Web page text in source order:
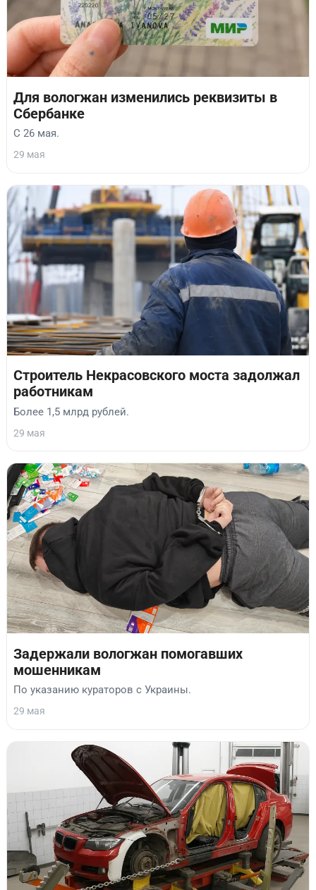
Для вологжан изменились реквизиты в
Сбербанке
С 26 мая.
29 мая
Строитель Некрасовского моста задолжал
работникам
Более 1,5 млрд рублей.
29 мая
Задержали вологжан помогавших
мошенникам
По указанию кураторов с Украины.
29 мая